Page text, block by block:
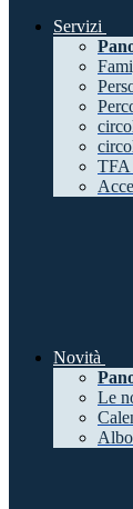
Servizi
TFA
Novità
Le